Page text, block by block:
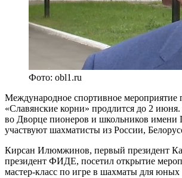
Фото: obl1.ru
Международное спортивное мероприятие
«Славянские корни» продлится до 2
во Дворце пионеров и школьников имени
участвуют шахматисты из России,
Кирсан Илюмжинов, первый президент
президент ФИДЕ, посетил открытие
мастер-класс по игре в шахматы для юных